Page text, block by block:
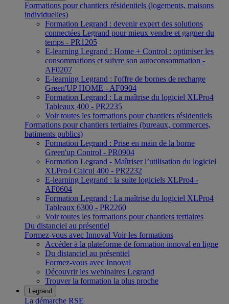
Formations pour chantiers résidentiels (logements, maisons
individuelles)
Formation Legrand : devenir expert des solutions
connectées Legrand pour mieux vendre et gagner du
temps - PR1205
E-learning Legrand : Home + Control : optimiser les
consommations et suivre son autoconsommation -
AF0207
E-learning Legrand : l'offre de bornes de recharge
Green'UP HOME - AF0904
Formation Legrand : La maîtrise du logiciel XLPro4
Tableaux 400 - PR2235
Voir toutes les formations pour chantiers résidentiels
Formations pour chantiers tertiaires (bureaux, commerces,
batiments publics)
Formation Legrand : Prise en main de la borne
Green'up Control - PR0904
Formation Legrand - Maîtriser l’utilisation du logiciel
XLPro4 Calcul 400 - PR2232
E-learning Legrand : la suite logiciels XLPro4 -
AF0604
Formation Legrand : La maîtrise du logiciel XLPro4
Tableaux 6300 - PR2260
Voir toutes les formations pour chantiers tertiaires
Du distanciel au présentiel
Formez-vous avec Innoval Voir les formations
Accéder à la plateforme de formation innoval en ligne
Du distanciel au présentiel
Formez-vous avec Innoval
Découvrir les webinaires Legrand
Trouver la formation la plus proche
Legrand
La démarche RSE